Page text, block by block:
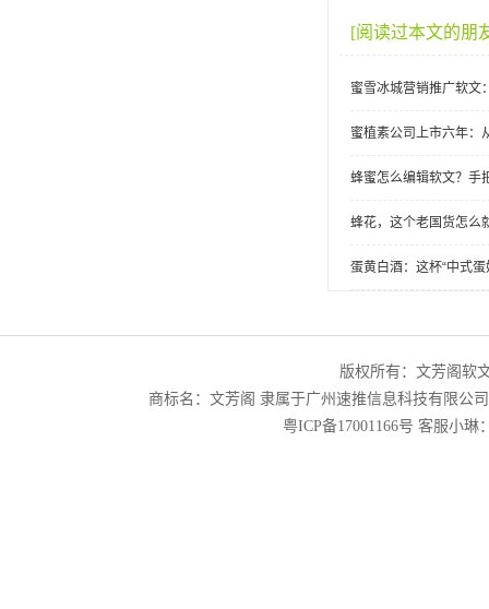
[阅读过本文的朋
蜜雪冰城营销推广软文
蜜植素公司上市六年：
蜂蜜怎么编辑软文？手
蜂花，这个老国货怎么
蛋黄白酒：这杯“中式
版权所有：文芳阁软
商标名：文芳阁 隶属于广州速推信息科技有限公
粤ICP备17001166号 客服小琳